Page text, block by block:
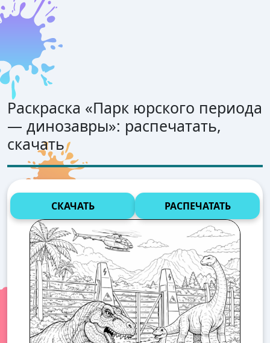
Раскраска «Парк юрского периода
— динозавры»: распечатать,
скачать
СКАЧАТЬ РАСПЕЧАТАТЬ